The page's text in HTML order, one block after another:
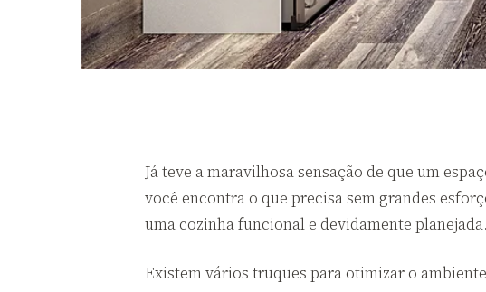
Já teve a maravilhosa sensação de que um
você encontra o que precisa sem grandes
uma cozinha funcional e devidamente planejada.
Existem vários truques para otimizar o